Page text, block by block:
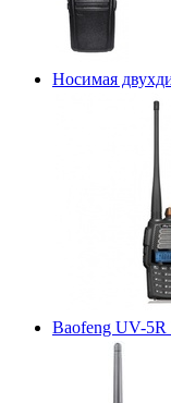
Носимая
Baofeng UV-5R